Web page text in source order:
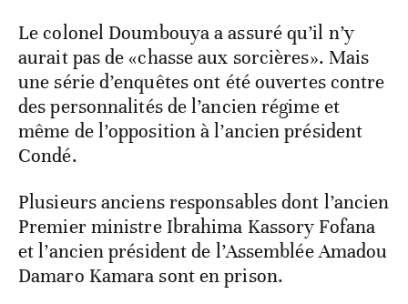
Le colonel Doumbouya a assuré qu’il n’y
aurait pas de «chasse aux sorcières». Mais
une série d’enquêtes ont été ouvertes contre
des personnalités de l’ancien régime et
même de l’opposition à l’ancien président
Condé.
Plusieurs anciens responsables dont l’ancien
Premier ministre Ibrahima Kassory Fofana
et l’ancien président de l’Assemblée Amadou
Damaro Kamara sont en prison.